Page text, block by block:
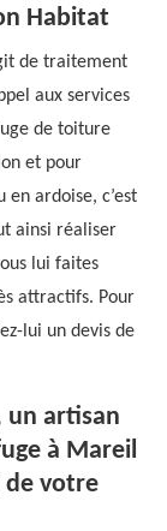
Habitat
de traitement
aux services
de toiture
et pour
ardoise, c’est
ainsi réaliser
lui faites
attractifs. Pour
lui un devis de
un artisan
à Mareil
de votre